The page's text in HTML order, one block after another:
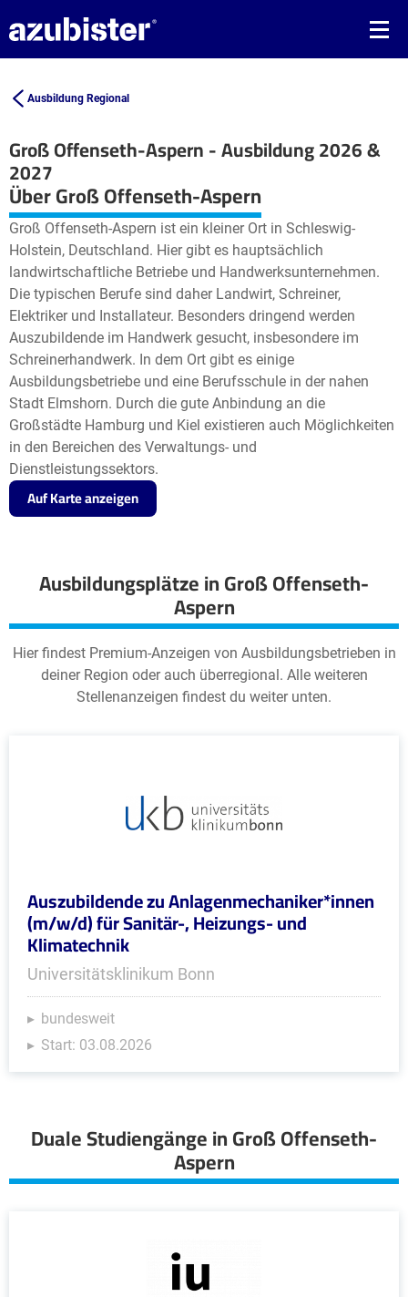
Ausbildung Regional
Groß Offenseth-Aspern - Ausbildung 2026 &
2027
+
−
Über Groß Offenseth-Aspern
Groß Offenseth-Aspern ist ein kleiner Ort in Schleswig-
Holstein, Deutschland. Hier gibt es hauptsächlich
landwirtschaftliche Betriebe und Handwerksunternehmen.
Die typischen Berufe sind daher Landwirt, Schreiner,
Elektriker und Installateur. Besonders dringend werden
Auszubildende im Handwerk gesucht, insbesondere im
Schreinerhandwerk. In dem Ort gibt es einige
Ausbildungsbetriebe und eine Berufsschule in der nahen
Stadt Elmshorn. Durch die gute Anbindung an die
Großstädte Hamburg und Kiel existieren auch Möglichkeiten
in den Bereichen des Verwaltungs- und
Dienstleistungssektors.
Auf Karte anzeigen
Ausbildungsplätze in Groß Offenseth-
Aspern
Hier findest Premium-Anzeigen von Ausbildungsbetrieben in
deiner Region oder auch überregional. Alle weiteren
Stellenanzeigen findest du weiter unten.
Auszubildende zu Anlagenmechaniker*innen
(m/w/d) für Sanitär-, Heizungs- und
Klimatechnik
Universitätsklinikum Bonn
bundesweit
Start: 03.08.2026
Duale Studiengänge in Groß Offenseth-
Aspern